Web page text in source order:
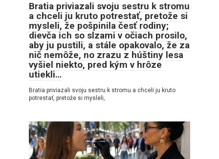
Bratia priviazali svoju sestru k stromu
a chceli ju kruto potrestať, pretože si
mysleli, že pošpinila česť rodiny;
dievča ich so slzami v očiach prosilo,
aby ju pustili, a stále opakovalo, že za
nič nemôže, no zrazu z húštiny lesa
vyšiel niekto, pred kým v hrôze
utiekli…
Bratia priviazali svoju sestru k stromu a chceli ju kruto
potrestať, pretože si mysleli,